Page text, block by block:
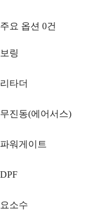
주요 옵션 0건
보링
리타더
무진동(에어서스)
파워게이트
DPF
요소수